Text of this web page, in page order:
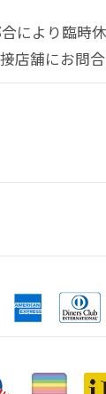
により臨時
店舗にお問合